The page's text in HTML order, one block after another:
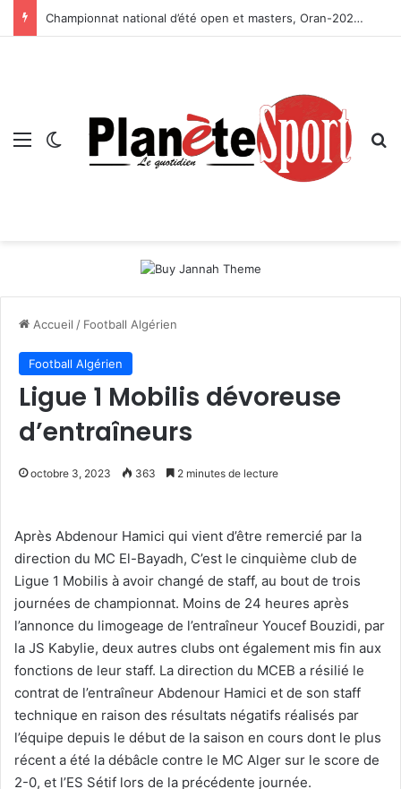
Championnat national d’été open et masters, Oran-2026 — Le CRB s’adjuge le titre
Menu Switch skin
Accueil / Football Algérien
Football Algérien
Ligue 1 Mobilis dévoreuse
d’entraîneurs
octobre 3, 2023 363 2 minutes de lecture
Après Abdenour Hamici qui vient d’être remercié par la
direction du MC El-Bayadh, C’est le cinquième club de
Ligue 1 Mobilis à avoir changé de staff, au bout de trois
journées de championnat. Moins de 24 heures après
l’annonce du limogeage de l’entraîneur Youcef Bouzidi, par
la JS Kabylie, deux autres clubs ont également mis fin aux
fonctions de leur staff. La direction du MCEB a résilié le
contrat de l’entraîneur Abdenour Hamici et de son staff
technique en raison des résultats négatifs réalisés par
l’équipe depuis le début de la saison en cours dont le plus
récent a été la débâcle contre le MC Alger sur le score de
2-0, et l’ES Sétif lors de la précédente journée.